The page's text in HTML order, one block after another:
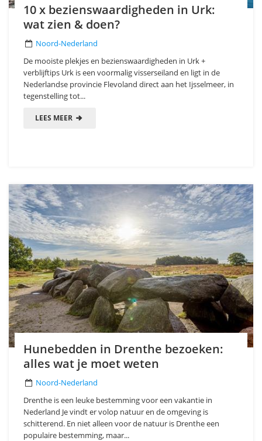
10 x bezienswaardigheden in Urk:
wat zien & doen?
Noord-Nederland
De mooiste plekjes en bezienswaardigheden in Urk +
verblijftips Urk is een voormalig visserseiland en ligt in de
Nederlandse provincie Flevoland direct aan het Ijsselmeer, in
tegenstelling tot...
LEES MEER
Hunebedden in Drenthe bezoeken:
alles wat je moet weten
Noord-Nederland
Drenthe is een leuke bestemming voor een vakantie in
Nederland Je vindt er volop natuur en de omgeving is
schitterend. En niet alleen voor de natuur is Drenthe een
populaire bestemming, maar...